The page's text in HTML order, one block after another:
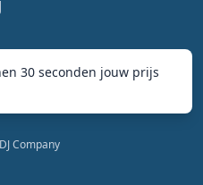
30 seconden jouw prijs
Company